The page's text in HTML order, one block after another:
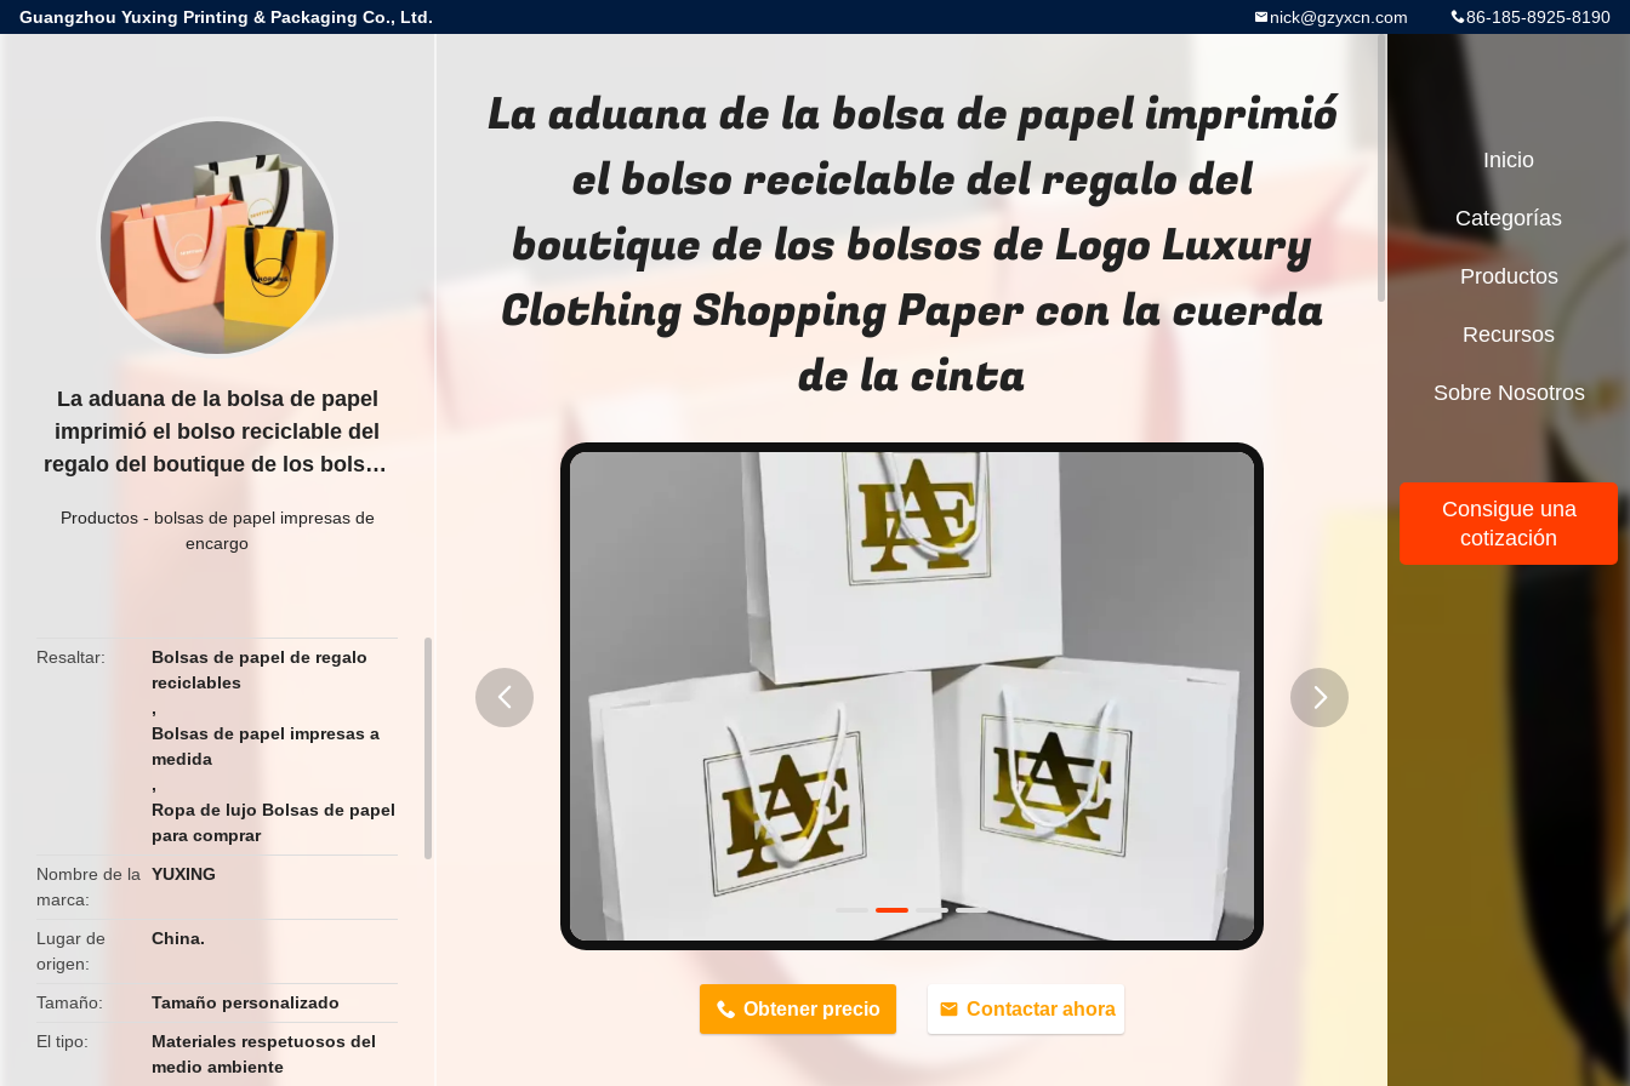
Guangzhou Yuxing Printing & Packaging Co., Ltd. 86-185-8925-8190
nick@gzyxcn.com
La aduana de la bolsa de papel
imprimió el bolso reciclable del
regalo del boutique de los bolsos
Shopping Paper con la cuerda de
Productos- bolsas de papel impresas de
encargo
Resaltar
Bolsas de papel de regalo
reciclables
,
Bolsas de papel impresas a
medida
,
Ropa de lujo Bolsas de papel
para comprar
Nombre de la
marca
YUXING
Lugar de
origen
China.
Tamaño
Tamaño personalizado
El tipo
Materiales respetuosos del
medio ambiente
La aduana de la bolsa de papel imprimió
el bolso reciclable del regalo del
boutique de los bolsos de Logo Luxury
Clothing Shopping Paper con la cuerda
de la cinta
Obtener precio Contactar ahora
Inicio
Categorías
Productos
Recursos
Sobre Nosotros
Consigue una
cotización